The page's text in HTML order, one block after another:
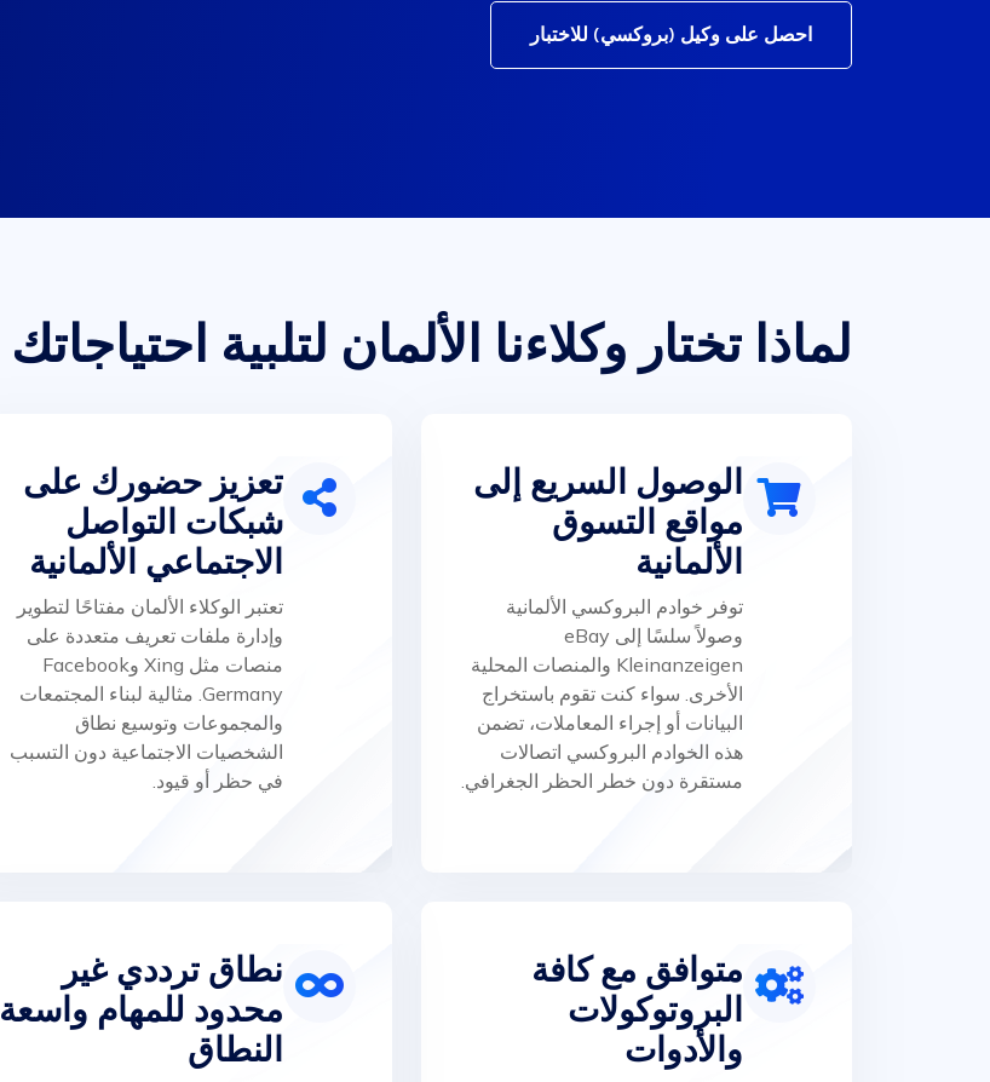
احصل على وكيل (بروكسي) للاختبار
لماذا تختار وكلاءنا الألمان لتلبية احتياجاتك
الوصول السريع إلى
مواقع التسوق
الألمانية
توفر خوادم البروكسي الألمانية
وصولاً سلسًا إلى eBay
Kleinanzeigen والمنصات المحلية
الأخرى. سواء كنت تقوم باستخراج
البيانات أو إجراء المعاملات، تضمن
هذه الخوادم البروكسي اتصالات
مستقرة دون خطر الحظر الجغرافي.
تعزيز حضورك على
شبكات التواصل
الاجتماعي الألمانية
تعتبر الوكلاء الألمان مفتاحًا لتطوير
وإدارة ملفات تعريف متعددة على
منصات مثل Xing وFacebook
Germany. مثالية لبناء المجتمعات
والمجموعات وتوسيع نطاق
الشخصيات الاجتماعية دون التسبب
في حظر أو قيود.
متوافق مع كافة
البروتوكولات
والأدوات
نطاق ترددي غير
محدود للمهام واسعة
النطاق